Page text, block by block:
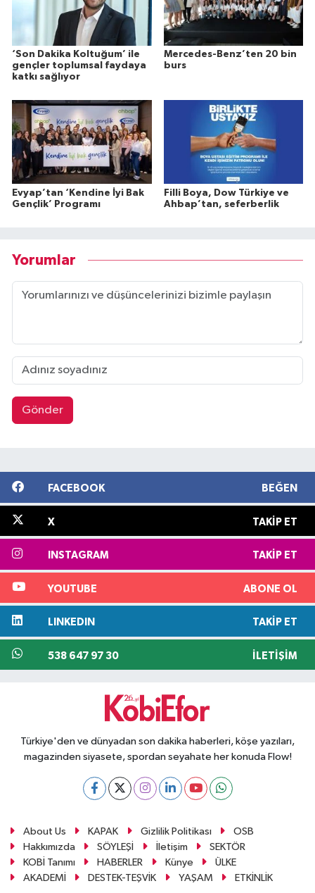
‘Son Dakika Koltuğum’ ile
gençler toplumsal faydaya
katkı sağlıyor
Mercedes-Benz’ten 20 bin
burs
Evyap’tan ‘Kendine İyi Bak
Gençlik’ Programı
Filli Boya, Dow Türkiye ve
Ahbap’tan, seferberlik
Yorumlar
Gönder
FACEBOOK BEĞEN
X TAKIP ET
INSTAGRAM TAKIP ET
YOUTUBE ABONE OL
LINKEDIN TAKIP ET
538 647 97 30 İLETIŞIM
Türkiye'den ve dünyadan son dakika haberleri, köşe yazıları,
magazinden siyasete, spordan seyahate her konuda Flow!
About Us KAPAK Gizlilik Politikası
OSB
Hakkımızda
SÖYLEŞİ İletişim
SEKTÖR
KOBİ Tanımı
HABERLER Künye
ÜLKE
AKADEMİ
DESTEK-TEŞVİK YAŞAM ETKİNLİK